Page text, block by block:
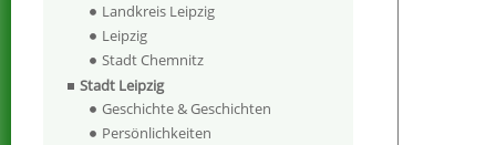
Landkreis Leipzig
Leipzig
Stadt Chemnitz
Stadt Leipzig
Geschichte & Geschichten
Persönlichkeiten